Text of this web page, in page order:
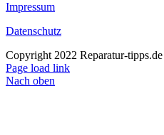
Impressum
Datenschutz
Copyright 2022 Reparatur-
Page load link
Nach oben